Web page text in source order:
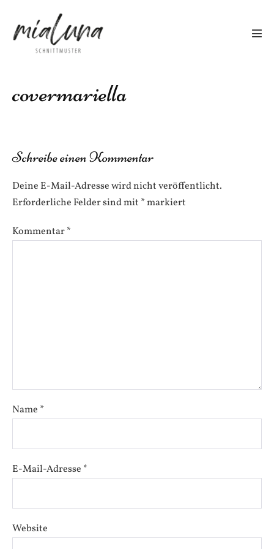
Inhalt
springen
covermariella
Schreibe einen Kommentar
Deine E-Mail-Adresse wird nicht veröffentlicht.
Erforderliche Felder sind mit *markiert
Kommentar*
Name *
E-Mail-Adresse *
Website